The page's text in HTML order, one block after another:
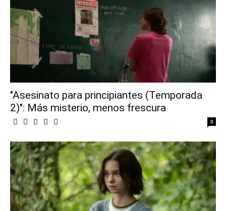
"Asesinato para principiantes (Temporada
2)": Más misterio, menos frescura
0